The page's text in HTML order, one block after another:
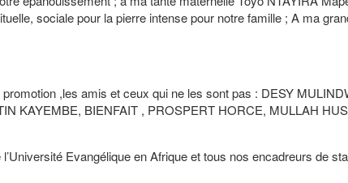
sociale pour la pierre intense pour notre famille ; A ma
,les amis et ceux qui ne les sont pas : DESY
KAYEMBE, BIENFAIT , PROSPERT HORCE, MULLAH
Evangélique en Afrique et tous nos encadreurs de